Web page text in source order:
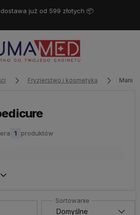
już od 599 złotych 📦
Fryzjerstwo i kosmetyka
1 produktów